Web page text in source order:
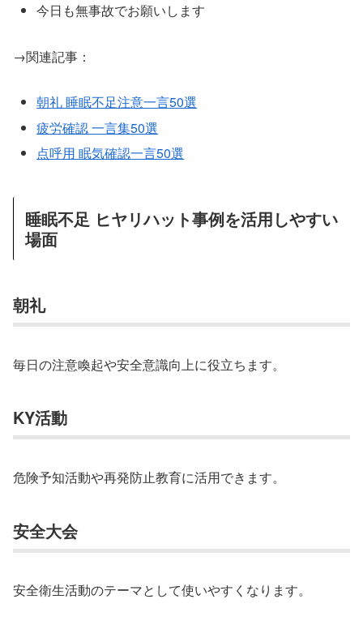
今日も無事故でお願いします
→関連記事：
朝礼 睡眠不足注意一言50選
疲労確認 一言集50選
点呼用 眠気確認一言50選
睡眠不足 ヒヤリハット事例を活用しやすい
場面
朝礼
毎日の注意喚起や安全意識向上に役立ちます。
KY活動
危険予知活動や再発防止教育に活用できます。
安全大会
安全衛生活動のテーマとして使いやすくなります。